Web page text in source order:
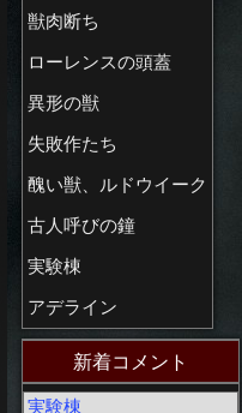
獣肉断ち
ローレンスの頭蓋
異形の獣
失敗作たち
醜い獣、ルドウイーク
古人呼びの鐘
実験棟
アデライン
新着コメント